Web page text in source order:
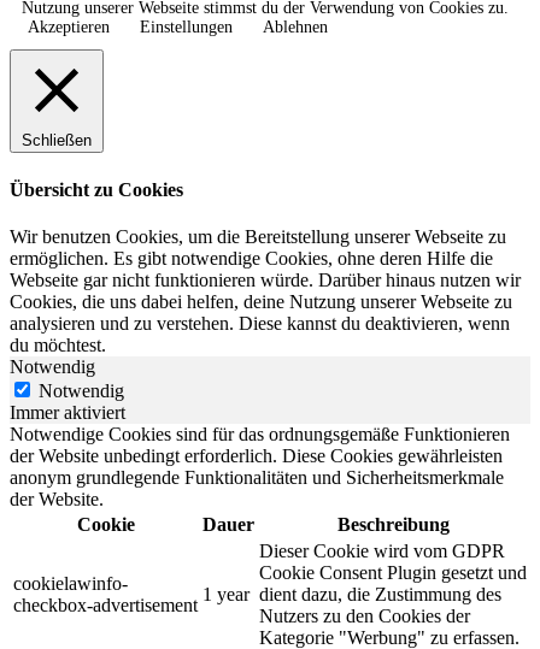
Nutzung unserer Webseite stimmst du der Verwendung von Cookies zu.
Akzeptieren
Einstellungen Ablehnen
Schließen
Übersicht zu Cookies
Wir benutzen Cookies, um die Bereitstellung unserer Webseite zu
ermöglichen. Es gibt notwendige Cookies, ohne deren Hilfe die
Webseite gar nicht funktionieren würde. Darüber hinaus nutzen wir
Cookies, die uns dabei helfen, deine Nutzung unserer Webseite zu
analysieren und zu verstehen. Diese kannst du deaktivieren, wenn
du möchtest.
Notwendig
Notwendig
Immer aktiviert
Notwendige Cookies sind für das ordnungsgemäße Funktionieren
der Website unbedingt erforderlich. Diese Cookies gewährleisten
anonym grundlegende Funktionalitäten und Sicherheitsmerkmale
der Website.
Cookie
Dauer Beschreibung
cookielawinfo-
checkbox-advertisement
1 year
Dieser Cookie wird vom GDPR
Cookie Consent Plugin gesetzt und
dient dazu, die Zustimmung des
Nutzers zu den Cookies der
Kategorie "Werbung" zu erfassen.